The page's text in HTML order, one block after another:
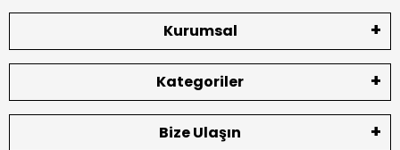
Kurumsal
Kategoriler
Bize Ulaşın